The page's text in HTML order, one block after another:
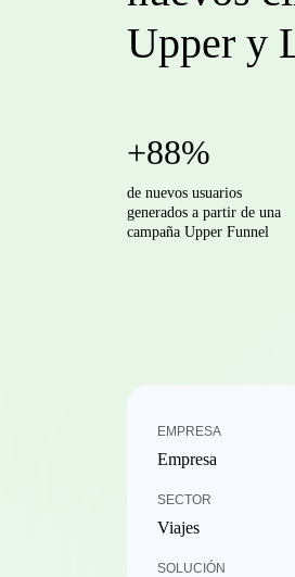
Upper y
+88%
de nuevos usuarios
generados a partir de una
campaña Upper Funnel
EMPRESA
Empresa
SECTOR
Viajes
SOLUCIÓN